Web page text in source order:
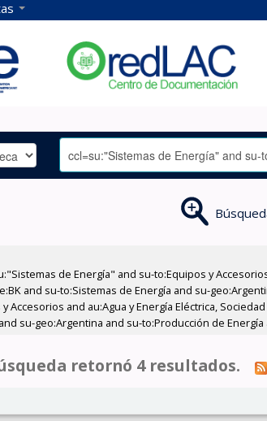
de Energía" and su-to:Equipos y
and su-to:Sistemas de Energía and su-
Accesorios and au:Agua y Energía Eléctrica,
su-geo:Argentina and su-to:Producción de
retornó 4 resultados.